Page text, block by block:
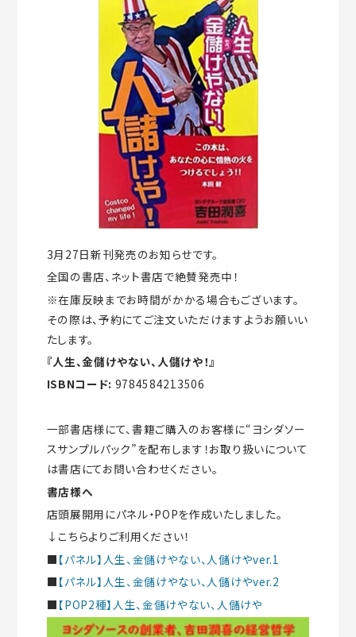
3月27日新刊発売のお知らせです。
全国の書店、ネット書店で絶賛発売中！
※在庫反映までお時間がかかる場合もございます。
その際は、予約にてご注文いただけますようお願いい
たします。
『人生、金儲けやない、人儲けや！』
ISBNコード: 9784584213506
一部書店様にて、書籍ご購入のお客様に“ヨシダソー
スサンプルパック”を配布します！お取り扱いについて
は書店にてお問い合わせください。
書店様へ
店頭展開用にパネル・POPを作成いたしました。
↓こちらよりご利用ください！
■ 【パネル】人生、金儲けやない、人儲けやver.1
■ 【パネル】人生、金儲けやない、人儲けやver.2
■ 【POP2種】人生、金儲けやない、人儲けや